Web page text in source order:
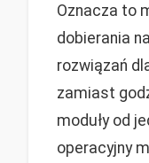
Oznacza to
dobierania
rozwiązań
zamiast
moduły od
operacyjny